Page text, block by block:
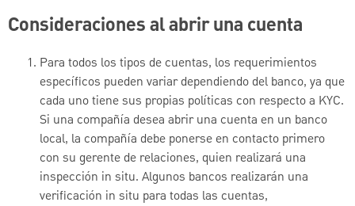
Consideraciones al abrir una cuenta
Para todos los tipos de cuentas, los requerimientos
específicos pueden variar dependiendo del banco, ya que
cada uno tiene sus propias políticas con respecto a KYC.
Si una compañía desea abrir una cuenta en un banco
local, la compañía debe ponerse en contacto primero
con su gerente de relaciones, quien realizará una
inspección in situ. Algunos bancos realizarán una
verificación in situ para todas las cuentas,